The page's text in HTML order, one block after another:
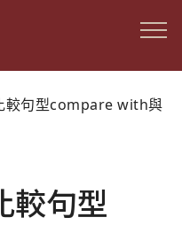
較句型compare with與
較句型